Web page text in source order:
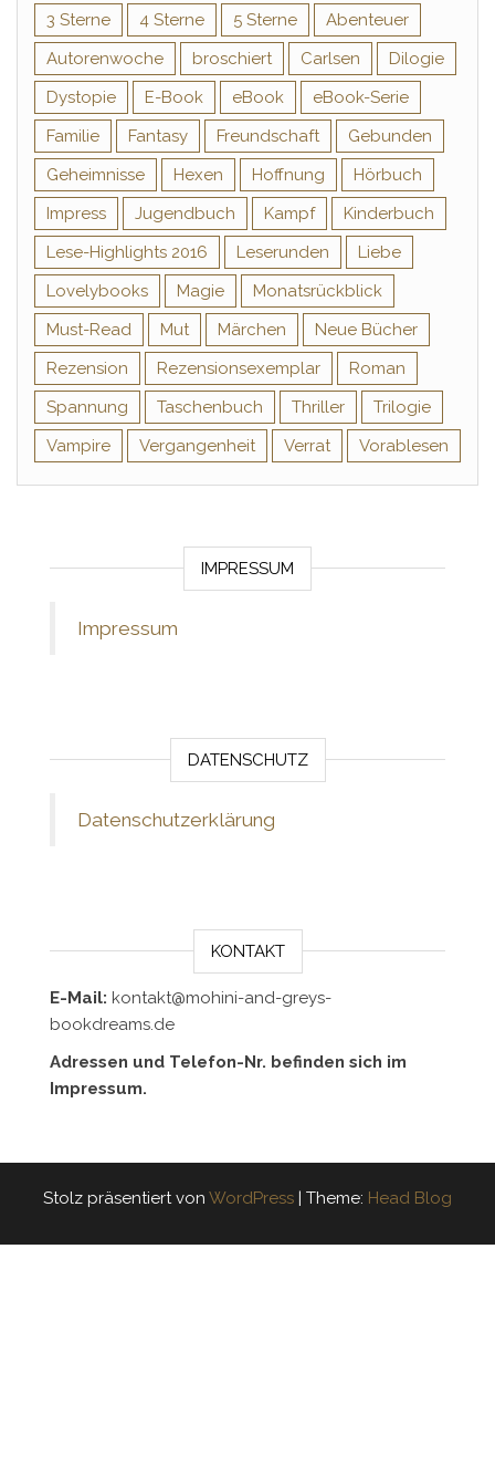
3 Sterne 4 Sterne 5 Sterne
Abenteuer
Autorenwoche
broschiert Carlsen
Dilogie
Dystopie
E-Book eBook
eBook-Serie
Familie
Fantasy Freundschaft
Gebunden
Geheimnisse
Hexen Hoffnung
Hörbuch
Impress
Jugendbuch Kampf
Kinderbuch
Lese-Highlights 2016
Leserunden
Liebe
Lovelybooks
Magie
Monatsrückblick
Must-Read
Mut Märchen
Neue Bücher
Rezension
Rezensionsexemplar
Roman
Spannung
Taschenbuch Thriller
Trilogie
Vampire
Vergangenheit Verrat Vorablesen
IMPRESSUM
Impressum
DATENSCHUTZ
Datenschutzerklärung
KONTAKT
E-Mail: kontakt@mohini-and-greys-
bookdreams.de
Adressen und Telefon-Nr. befinden sich im
Impressum.
Stolz präsentiert von WordPress | Theme: Head Blog